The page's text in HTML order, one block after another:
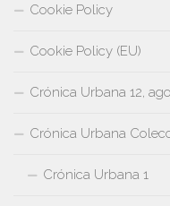
Cookie Policy
Cookie Policy (EU)
Crónica Urbana 12,
Crónica Urbana
Crónica Urbana 1